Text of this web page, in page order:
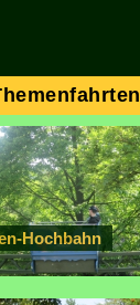
Hochbahn